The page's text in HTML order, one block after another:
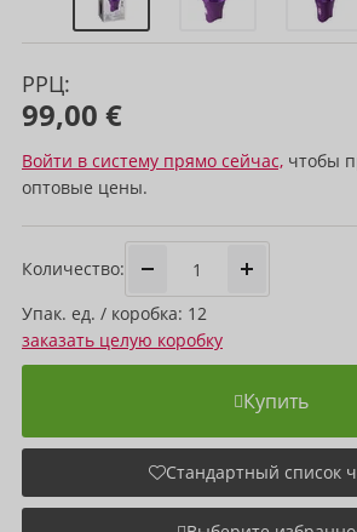
РРЦ:
99,00 €
Войти в систему прямо сейчас, чтобы
оптовые цены.
Количество:
Упак. ед. / коробка: 12
заказать целую коробку
Купить
Стандартный список